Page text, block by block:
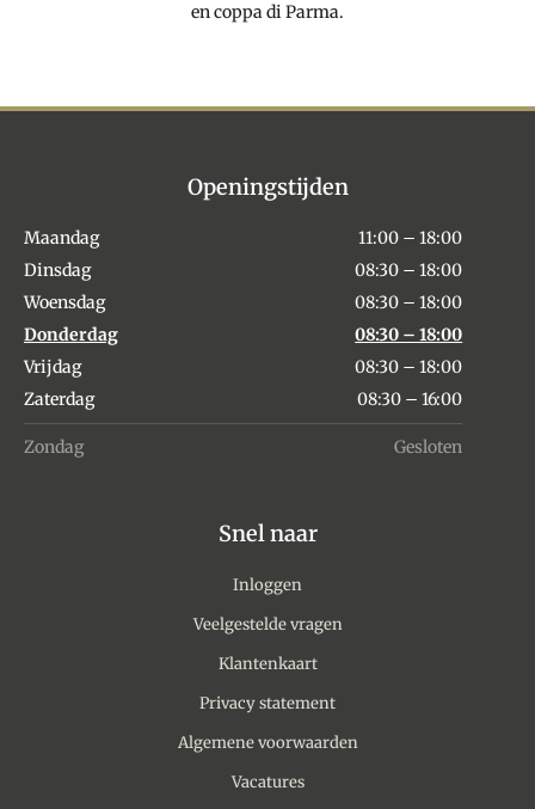
en coppa di Parma.
Openingstijden
Maandag
11:00 – 18:00
Dinsdag
08:30 – 18:00
Woensdag
08:30 – 18:00
Donderdag
08:30 – 18:00
Vrijdag
08:30 – 18:00
Zaterdag
08:30 – 16:00
Zondag Gesloten
Snel naar
Inloggen
Veelgestelde vragen
Klantenkaart
Privacy statement
Algemene voorwaarden
Vacatures